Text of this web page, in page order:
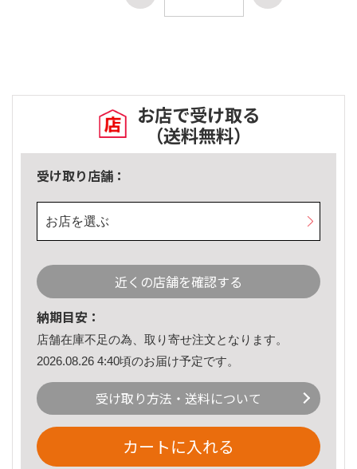
お店で受け取る
（送料無料）
受け取り店舗：
お店を選ぶ
近くの店舗を確認する
納期目安：
店舗在庫不足の為、取り寄せ注文となります。
2026.08.26 4:40頃のお届け予定です。
受け取り方法・送料について
カートに入れる